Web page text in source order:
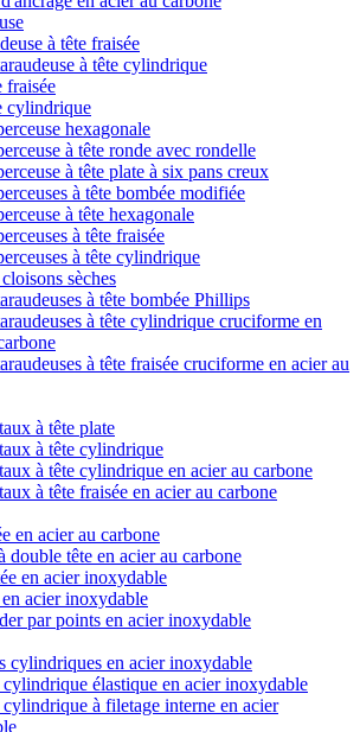
à tête fraisée
à tête cylindrique
fraisée
cylindrique
hexagonale
à tête ronde avec rondelle
à tête plate à six pans creux
à tête bombée modifiée
à tête hexagonale
à tête fraisée
à tête cylindrique
sèches
à tête bombée Phillips
à tête cylindrique cruciforme en
à tête fraisée cruciforme en acier au
à tête plate
à tête cylindrique
à tête cylindrique en acier au carbone
à tête fraisée en acier au carbone
en acier au carbone
double tête en acier au carbone
en acier inoxydable
acier inoxydable
par points en acier inoxydable
cylindriques en acier inoxydable
élastique en acier inoxydable
à filetage interne en acier